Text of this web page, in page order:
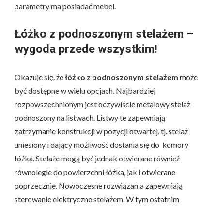
parametry ma posiadać mebel.
Łóżko z podnoszonym stelażem –
wygoda przede wszystkim!
Okazuje się, żełóżko z podnoszonym stelażem może
być dostępne w wielu opcjach. Najbardziej
rozpowszechnionym jest oczywiście metalowy stelaż
podnoszony na listwach. Listwy te zapewniają
zatrzymanie konstrukcji w pozycji otwartej, tj. stelaż
uniesiony i dający możliwość dostania się do komory
łóżka. Stelaże mogą być jednak otwierane również
równolegle do powierzchni łóżka, jak i otwierane
poprzecznie. Nowoczesne rozwiązania zapewniają
sterowanie elektryczne stelażem. W tym ostatnim